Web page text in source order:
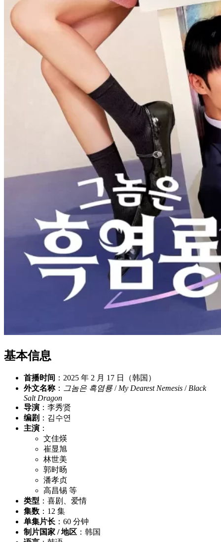
基本信息
首播时间 ：2025 年 2 月 17 日（韩国）
外文名称： 그놈은 흑염룡 /My Dearest Nemesis /Black
Salt Dragon
导演 ：李秀贤
编剧 ：김수연
主演 ：
文佳煐
崔显旭
林世美
郭时旸
潘孝贞
高昌锡 等
类型 ：喜剧、爱情
集数 ：12 集
单集片长 ：60 分钟
制片国家 / 地区 ：韩国